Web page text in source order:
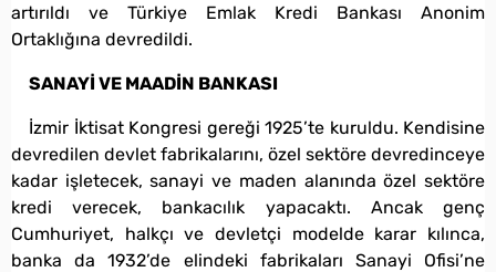
artırıldı ve Türkiye Emlak Kredi Bankası Anonim
Ortaklığına devredildi.
SANAYİ VE MAADİN BANKASI
İzmir İktisat Kongresi gereği 1925’te kuruldu. Kendisine
devredilen devlet fabrikalarını, özel sektöre devredinceye
kadar işletecek, sanayi ve maden alanında özel sektöre
kredi verecek, bankacılık yapacaktı. Ancak genç
Cumhuriyet, halkçı ve devletçi modelde karar kılınca,
banka da 1932’de elindeki fabrikaları Sanayi Ofisi’ne